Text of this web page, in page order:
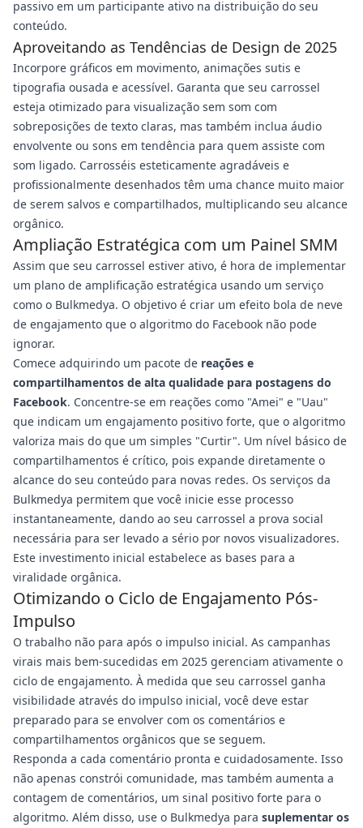
passivo em um participante ativo na distribuição do seu
conteúdo.
Aproveitando as Tendências de Design de 2025
Incorpore gráficos em movimento, animações sutis e
tipografia ousada e acessível. Garanta que seu carrossel
esteja otimizado para visualização sem som com
sobreposições de texto claras, mas também inclua áudio
envolvente ou sons em tendência para quem assiste com
som ligado. Carrosséis esteticamente agradáveis e
profissionalmente desenhados têm uma chance muito maior
de serem salvos e compartilhados, multiplicando seu alcance
orgânico.
Ampliação Estratégica com um Painel SMM
Assim que seu carrossel estiver ativo, é hora de implementar
um plano de amplificação estratégica usando um serviço
como o Bulkmedya. O objetivo é criar um efeito bola de neve
de engajamento que o algoritmo do Facebook não pode
ignorar.
Comece adquirindo um pacote de reações e
compartilhamentos de alta qualidade para postagens do
Facebook. Concentre-se em reações como "Amei" e "Uau"
que indicam um engajamento positivo forte, que o algoritmo
valoriza mais do que um simples "Curtir". Um nível básico de
compartilhamentos é crítico, pois expande diretamente o
alcance do seu conteúdo para novas redes. Os serviços da
Bulkmedya permitem que você inicie esse processo
instantaneamente, dando ao seu carrossel a prova social
necessária para ser levado a sério por novos visualizadores.
Este investimento inicial estabelece as bases para a
viralidade orgânica.
Otimizando o Ciclo de Engajamento Pós-
Impulso
O trabalho não para após o impulso inicial. As campanhas
virais mais bem-sucedidas em 2025 gerenciam ativamente o
ciclo de engajamento. À medida que seu carrossel ganha
visibilidade através do impulso inicial, você deve estar
preparado para se envolver com os comentários e
compartilhamentos orgânicos que se seguem.
Responda a cada comentário pronta e cuidadosamente. Isso
não apenas constrói comunidade, mas também aumenta a
contagem de comentários, um sinal positivo forte para o
algoritmo. Além disso, use o Bulkmedya para suplementar os